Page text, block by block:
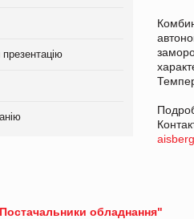
обладнання"